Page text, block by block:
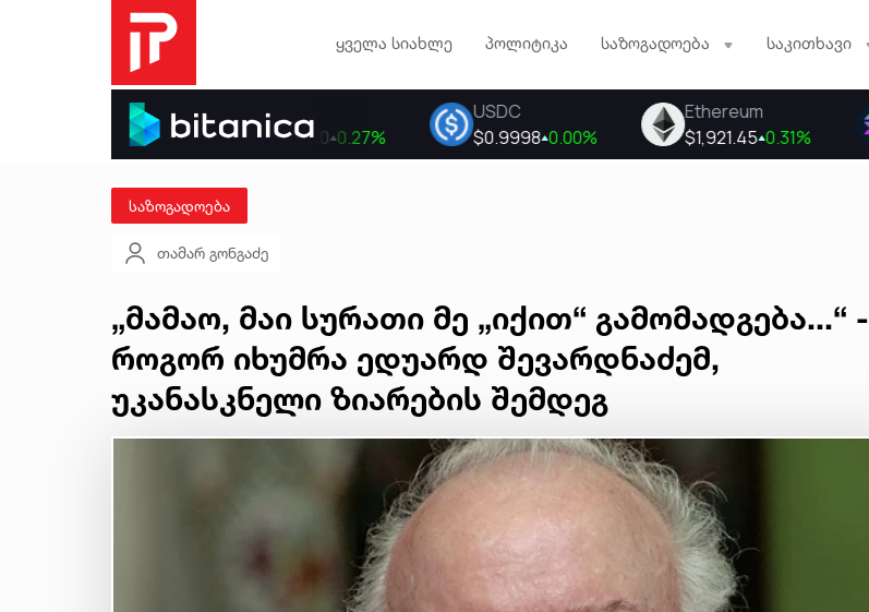
ყველა სიახლე პოლიტიკა საზოგადოება საკითხავი
საზოგადოება
თამარ გონგაძე
„მამაო, მაი სურათი მე „იქით“ გამომადგება...“ -
როგორ იხუმრა ედუარდ შევარდნაძემ,
უკანასკნელი ზიარების შემდეგ